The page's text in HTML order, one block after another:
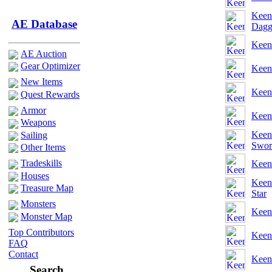
AE Database
AE Auction
Gear Optimizer
New Items
Quest Rewards
Armor
Weapons
Sailing
Other Items
Tradeskills
Houses
Treasure Map
Monsters
Monster Map
Top Contributors
FAQ
Contact
Star